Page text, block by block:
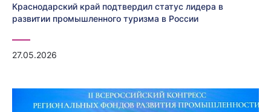
Краснодарский край подтвердил статус лидера в
развитии промышленного туризма в России
27.05.2026